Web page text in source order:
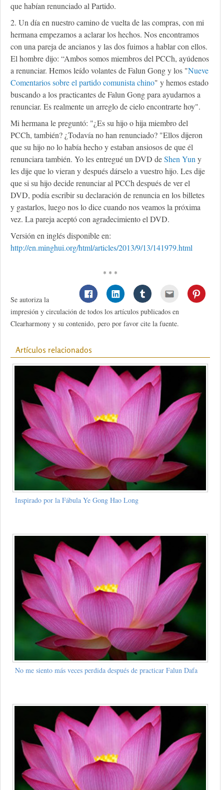
que habían renunciado al Partido.
2. Un día en nuestro camino de vuelta de las compras, con mi
hermana empezamos a aclarar los hechos. Nos encontramos
con una pareja de ancianos y las dos fuimos a hablar con ellos.
El hombre dijo: “Ambos somos miembros del PCCh, ayúdenos
a renunciar. Hemos leído volantes de Falun Gong y los "Nueve
Comentarios sobre el partido comunista chino" y hemos estado
buscando a los practicantes de Falun Gong para ayudarnos a
renunciar. Es realmente un arreglo de cielo encontrarte hoy".
Mi hermana le preguntó: "¿Es su hijo o hija miembro del
PCCh, también? ¿Todavía no han renunciado? "Ellos dijeron
que su hijo no lo había hecho y estaban ansiosos de que él
renunciara también. Yo les entregué un DVD deShen Yuny
les dije que lo vieran y después dárselo a vuestro hijo. Les dije
que si su hijo decide renunciar al PCCh después de ver el
DVD, podía escribir su declaración de renuncia en los billetes
y gastarlos, luego nos lo dice cuando nos veamos la próxima
vez. La pareja aceptó con agradecimiento el DVD.
Versión en inglés disponible en:
http://en.minghui.org/html/articles/2013/9/13/141979.html
* * *
Se autoriza la
impresión y circulación de todos los artículos publicados en
Clearharmony y su contenido, pero por favor cite la fuente.
Artículos relacionados
Inspirado por la Fábula Ye Gong Hao Long
No me siento más veces perdida después de practicar Falun Dafa